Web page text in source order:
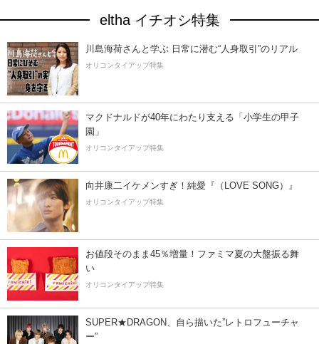
eltha イチオシ特集
川島海荷さんと学ぶ 日常に潜む“人身取引”のリアル
オリコンタイアップ特集
マクドナルドが40年にわたり支える「小学生の甲子
園」
オリコンタイアップ特集
向井康二イケメンすぎ！純愛『（LOVE SONG）』
オリコンタイアップ特集
お値段そのまま45％増量！ファミマ夏の大盤振る舞
い
オリコンタイアップ特集
SUPER★DRAGON、自ら描いた”レトロフューチャ
ー”